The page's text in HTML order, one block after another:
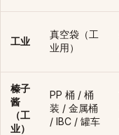
工业
真空袋（工
业用）
榛子
酱
（工
业）
PP 桶 / 桶
装 / 金属桶
/ IBC / 罐车